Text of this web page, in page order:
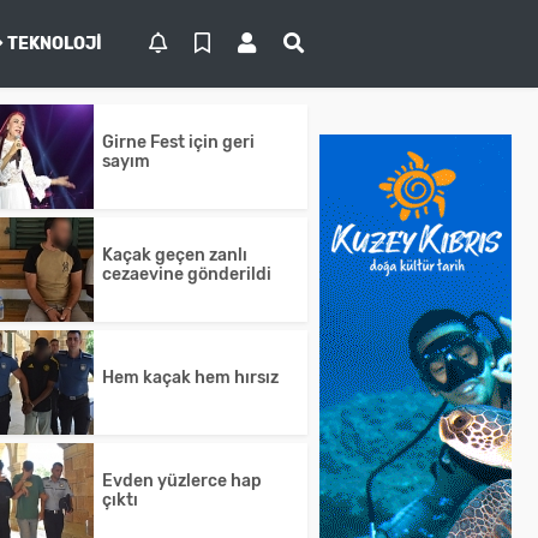
TEKNOLOJI
Girne Fest için geri
sayım
Kaçak geçen zanlı
cezaevine gönderildi
Hem kaçak hem hırsız
Evden yüzlerce hap
çıktı